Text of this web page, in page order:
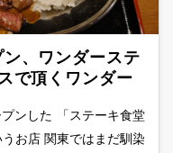
、ワンダーステ
で頂くワンダー
ンした 「ステーキ食堂
お店 関東ではまだ馴染